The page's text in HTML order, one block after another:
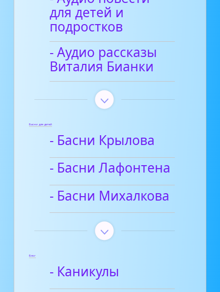
для детей и
подростков
- Аудио рассказы
Виталия Бианки
Басни для детей
- Басни Крылова
- Басни Лафонтена
- Басни Михалкова
Блог
- Каникулы